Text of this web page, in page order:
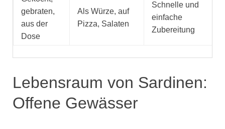
gebraten,
aus der
Dose
Als Würze, auf
Pizza, Salaten
Schnelle und
einfache
Zubereitung
Lebensraum von Sardinen:
Offene Gewässer